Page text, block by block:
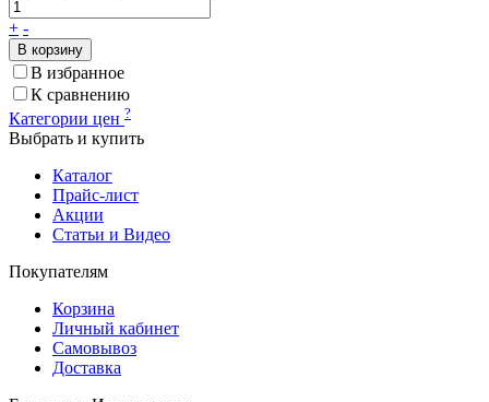
+ -
В корзину
В избранное
К сравнению
Категории цен ?
Выбрать и купить
Каталог
Прайс-лист
Акции
Статьи и Видео
Покупателям
Корзина
Личный кабинет
Самовывоз
Доставка